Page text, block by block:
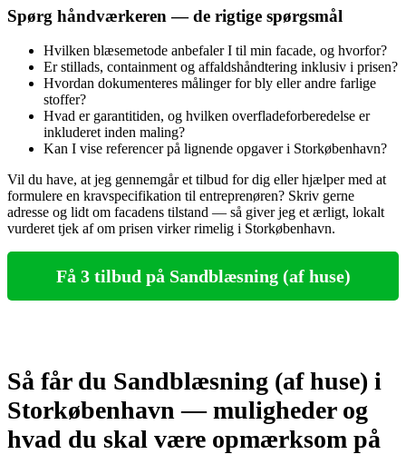
Spørg håndværkeren — de rigtige spørgsmål
Hvilken blæsemetode anbefaler I til min facade, og hvorfor?
Er stillads, containment og affaldshåndtering inklusiv i prisen?
Hvordan dokumenteres målinger for bly eller andre farlige
stoffer?
Hvad er garantitiden, og hvilken overfladeforberedelse er
inkluderet inden maling?
Kan I vise referencer på lignende opgaver i Storkøbenhavn?
Vil du have, at jeg gennemgår et tilbud for dig eller hjælper med at
formulere en kravspecifikation til entreprenøren? Skriv gerne
adresse og lidt om facadens tilstand — så giver jeg et ærligt, lokalt
vurderet tjek af om prisen virker rimelig i Storkøbenhavn.
Få 3 tilbud på Sandblæsning (af huse)
Så får du Sandblæsning (af huse) i
Storkøbenhavn — muligheder og
hvad du skal være opmærksom på